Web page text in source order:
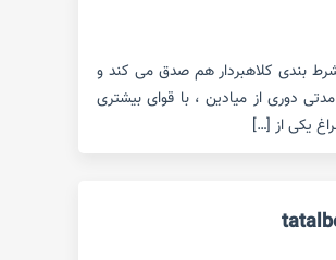
بندی کلاهبردار هم صدق می کند و
دوری از میادین ، با قوای بیشتری
یکی از […]